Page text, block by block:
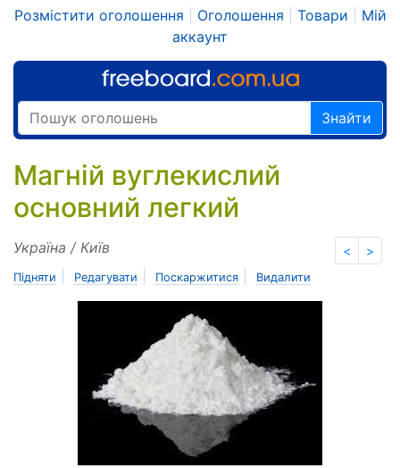
Розмістити оголошення Оголошення Товари
Мій
аккаунт
Знайти
Магній вуглекислий
основний легкий
< >
Україна / Київ
Підняти Редагувати Поскаржитися Видалити